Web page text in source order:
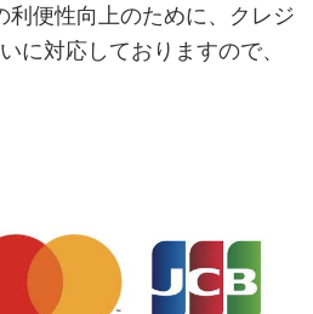
利便性向上のために、クレジ
に対応しておりますので、